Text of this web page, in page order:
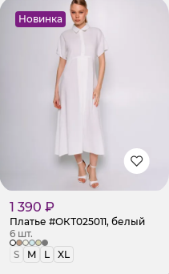
Новинка
1 390 ₽
Платье #ОКТ025011, белый
6 шт.
S
M L XL